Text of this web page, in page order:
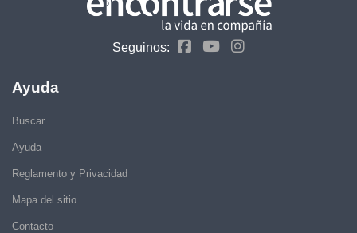
Seguinos:
Ayuda
Buscar
Ayuda
Reglamento y Privacidad
Mapa del sitio
Contacto